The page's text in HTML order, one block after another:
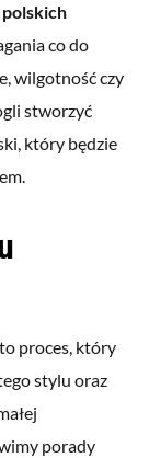
co do
wilgotność czy
stworzyć
który będzie
to proces, który
stylu oraz
porady